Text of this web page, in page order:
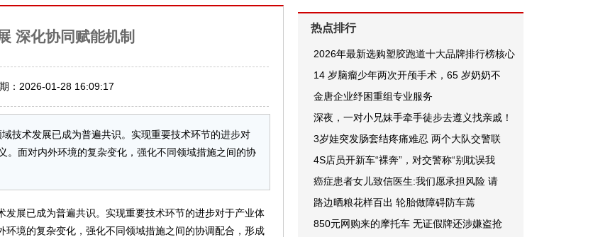
深化协同赋能机制
：2026-01-28 16:09:17
技术发展已成为普遍共识。实现重要技术环节的进步对
。面对内外环境的复杂变化，强化不同领域措施之间的协
展已成为普遍共识。实现重要技术环节的进步对于产业体
境的复杂变化，强化不同领域措施之间的协调配合，形成
热点排行
2026年最新选购塑胶跑道十大品牌排行榜核心
14 岁脑瘤少年两次开颅手术，65 岁奶奶不
金唐企业纾困重组专业服务
深夜，一对小兄妹手牵手徒步去遵义找亲戚！
3岁娃突发肠套结疼痛难忍 两个大队交警联
4S店员开新车“裸奔”，对交警称“别耽误我
癌症患者女儿致信医生:我们愿承担风险 请
路边晒粮花样百出 轮胎做障碍防车蔫
850元网购来的摩托车 无证假牌还涉嫌盗抢